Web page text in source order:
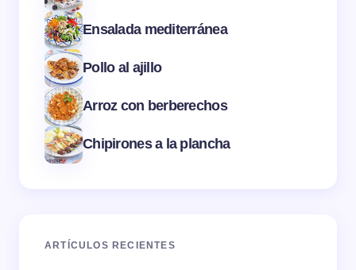
Ensalada mediterránea
Pollo al ajillo
Arroz con berberechos
Chipirones a la plancha
ARTÍCULOS RECIENTES